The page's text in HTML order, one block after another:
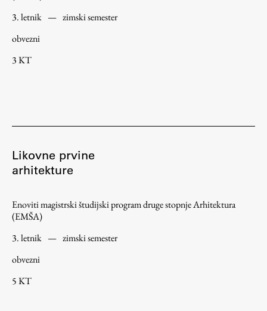
Natečaji
Zaključna dela
FA–ZA
Publikacije
AR – Arhitektura, raziskovanje
Igra ustvarjalnosti
3. letnik — zimski semester
obvezni
3 KT
Likovne prvine
arhitekture
Enoviti magistrski študijski program druge stopnje Arhitektura
(EMŠA)
3. letnik — zimski semester
obvezni
5 KT